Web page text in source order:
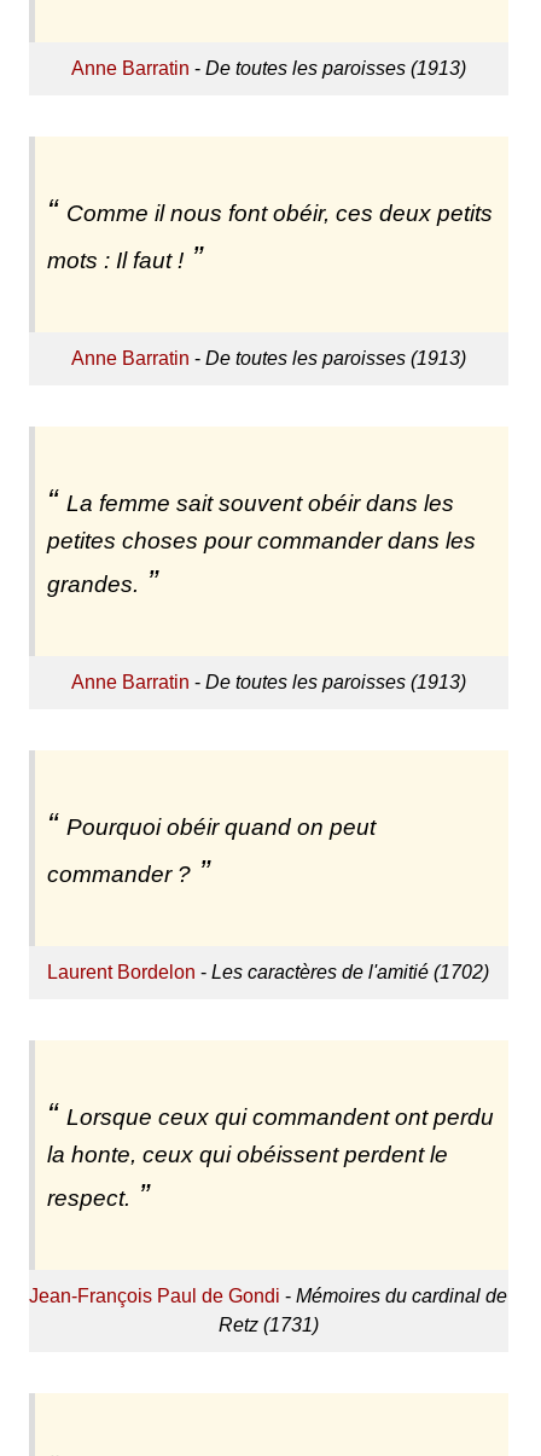
Anne Barratin - De toutes les paroisses (1913)
Comme il nous font obéir, ces deux petits
mots : Il faut !
Anne Barratin - De toutes les paroisses (1913)
La femme sait souvent obéir dans les
petites choses pour commander dans les
grandes.
Anne Barratin - De toutes les paroisses (1913)
Pourquoi obéir quand on peut
commander ?
Laurent Bordelon -Les caractères de l'amitié (1702)
Lorsque ceux qui commandent ont perdu
la honte, ceux qui obéissent perdent le
respect.
Jean-François Paul de Gondi -Mémoires du cardinal de
Retz (1731)